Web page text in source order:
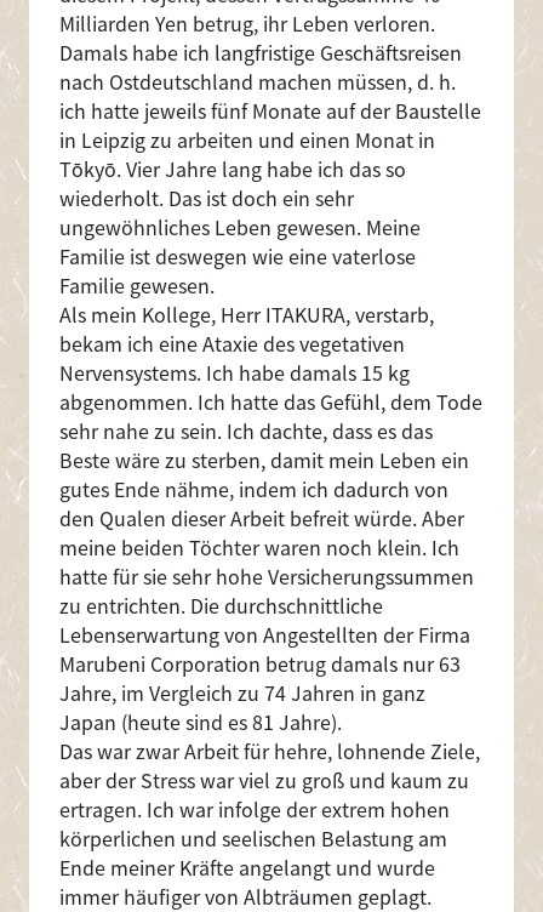
Milliarden Yen betrug, ihr Leben verloren.
Damals habe ich langfristige Geschäftsreisen
nach Ostdeutschland machen müssen, d. h.
ich hatte jeweils fünf Monate auf der Baustelle
in Leipzig zu arbeiten und einen Monat in
Tōkyō. Vier Jahre lang habe ich das so
wiederholt. Das ist doch ein sehr
ungewöhnliches Leben gewesen. Meine
Familie ist deswegen wie eine vaterlose
Familie gewesen.
Als mein Kollege, Herr ITAKURA, verstarb,
bekam ich eine Ataxie des vegetativen
Nervensystems. Ich habe damals 15 kg
abgenommen. Ich hatte das Gefühl, dem Tode
sehr nahe zu sein. Ich dachte, dass es das
Beste wäre zu sterben, damit mein Leben ein
gutes Ende nähme, indem ich dadurch von
den Qualen dieser Arbeit befreit würde. Aber
meine beiden Töchter waren noch klein. Ich
hatte für sie sehr hohe Versicherungssummen
zu entrichten. Die durchschnittliche
Lebenserwartung von Angestellten der Firma
Marubeni Corporation betrug damals nur 63
Jahre, im Vergleich zu 74 Jahren in ganz
Japan (heute sind es 81 Jahre).
Das war zwar Arbeit für hehre, lohnende Ziele,
aber der Stress war viel zu groß und kaum zu
ertragen. Ich war infolge der extrem hohen
körperlichen und seelischen Belastung am
Ende meiner Kräfte angelangt und wurde
immer häufiger von Albträumen geplagt.